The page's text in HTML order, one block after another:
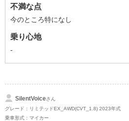
不満な点
今のところ特になし
乗り心地
-
SilentVoiceさん
グレード：リミテッドEX_AWD(CVT_1.8) 2023年式
乗車形式：マイカー